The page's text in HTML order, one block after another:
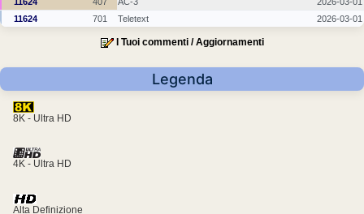
11624
701 Teletext 2026-03-01
I Tuoi commenti / Aggiornamenti
Legenda
8K - Ultra HD
4K - Ultra HD
Alta Definizione